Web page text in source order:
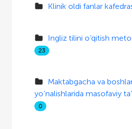
Klinik oldi fanlar
Ingliz tilini o‘qitish
23
Maktabgacha va
yo‘nalishlarida masofaviy
0